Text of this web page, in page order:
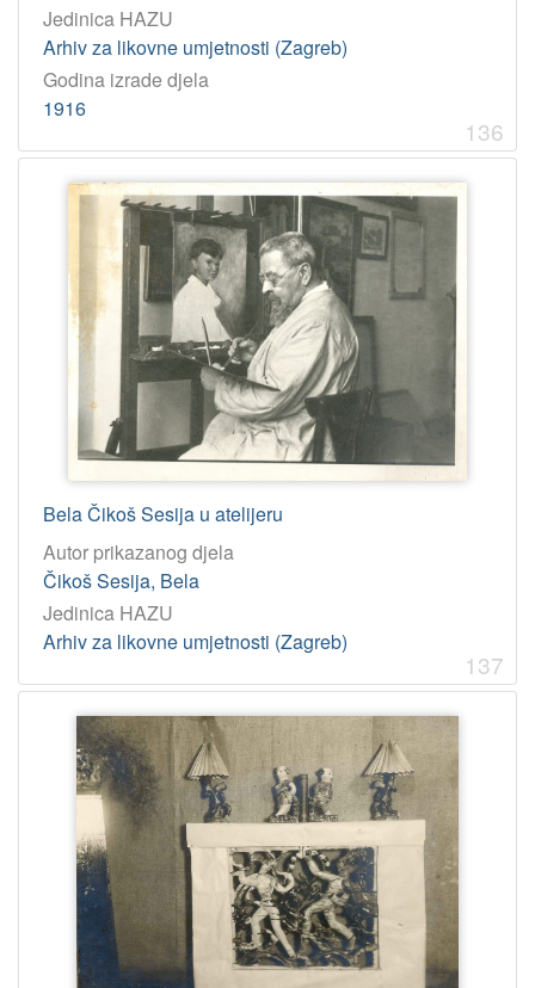
Jedinica HAZU
Arhiv za likovne umjetnosti (Zagreb)
Godina izrade djela
1916
136
Bela Čikoš Sesija u atelijeru
Autor prikazanog djela
Čikoš Sesija, Bela
Jedinica HAZU
Arhiv za likovne umjetnosti (Zagreb)
137